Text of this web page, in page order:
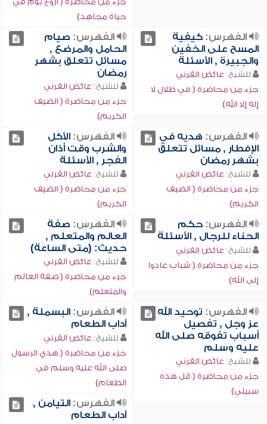
حياة مجاهد)
الفهرس:كيفية
المسح على الخفين
والجبيرة , الأسئلة
للشيخ: عائض القرني
جزء من محاضرة ( في ظلال لا
إله إلا الله)
الفهرس: صيام
الحامل والمرضع ,
مسائل تتعلق بشهر
رمضان
للشيخ: عائض القرني
جزء من محاضرة ( الضيف
الكريم)
الفهرس: هديه في
الإفطار , مسائل تتعلق
بشهر رمضان
للشيخ: عائض القرني
جزء من محاضرة ( الضيف
الكريم)
الفهرس:الأكل
والشرب وقت أذان
الفجر , الأسئلة
للشيخ: عائض القرني
جزء من محاضرة ( الضيف
الكريم)
الفهرس:حكم
الحناء للرجال , الأسئلة
للشيخ: عائض القرني
جزء من محاضرة ( شباب عادوا
إلى الله)
الفهرس: صفة
العالم والمتعلم ,
حديث: (متى الساعة)
للشيخ: عائض القرني
جزء من محاضرة ( صفة العالم
والمتعلم)
الفهرس: توحيد الله
عز وجل , تفصيل
أسباب تفوقه صلى الله
عليه وسلم
للشيخ: عائض القرني
جزء من محاضرة ( قل هذه
سبيلي)
الفهرس:البسملة ,
آداب الطعام
للشيخ: عائض القرني
جزء من محاضرة ( هدي الرسول
صلى الله عليه وسلم في
الطعام)
الفهرس:التيامن ,
آداب الطعام